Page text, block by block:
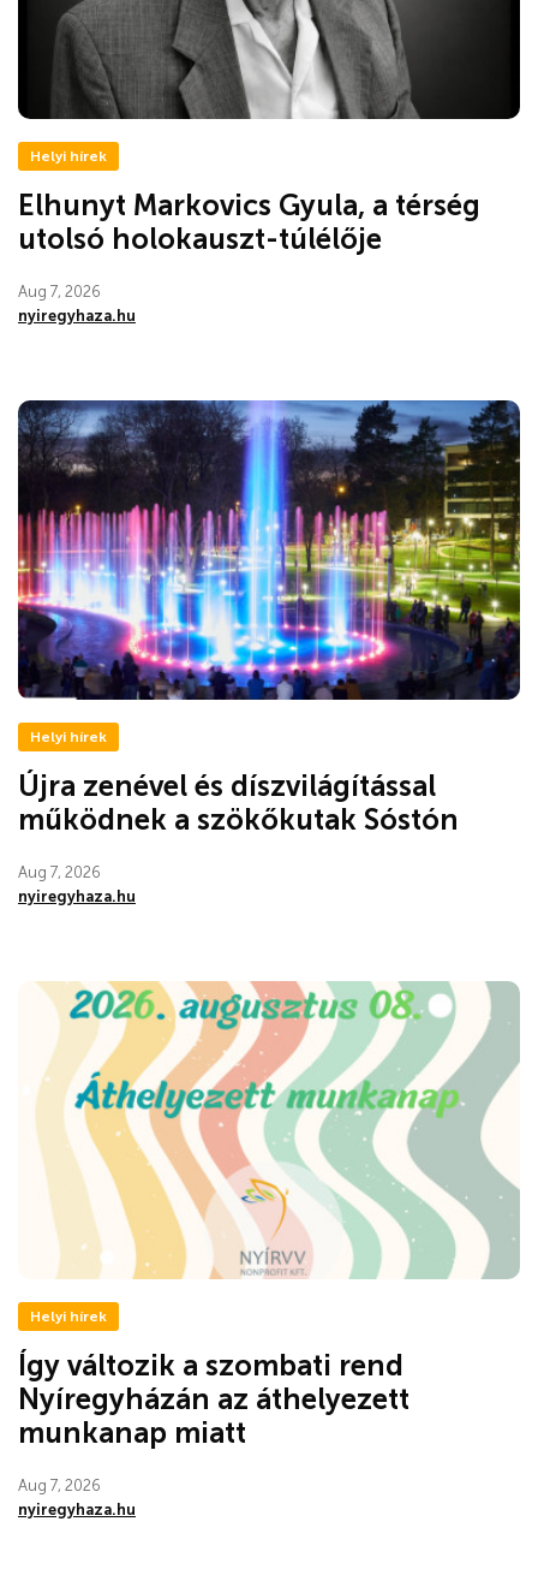
Helyi hírek
Elhunyt Markovics Gyula, a térség
utolsó holokauszt-túlélője
Aug 7, 2026
nyiregyhaza.hu
Helyi hírek
Újra zenével és díszvilágítással
működnek a szökőkutak Sóstón
Aug 7, 2026
nyiregyhaza.hu
Helyi hírek
Így változik a szombati rend
Nyíregyházán az áthelyezett
munkanap miatt
Aug 7, 2026
nyiregyhaza.hu